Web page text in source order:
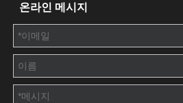
온라인 메시지